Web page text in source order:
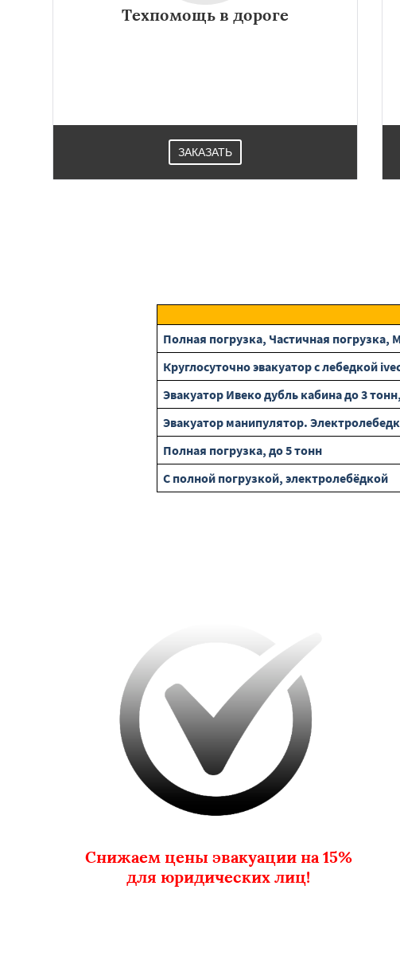
Техпомощь в дороге
ЗАКАЗАТЬ
Полная погрузка, Частичная погрузка,
Круглосуточно эвакуатор с лебедкой
Эвакуатор Ивеко дубль кабина до 3
Эвакуатор манипулятор.
Полная погрузка, до 5 тонн
С полной погрузкой, электролебёдкой
Снижаем цены эвакуации на 15%
для юридических лиц!